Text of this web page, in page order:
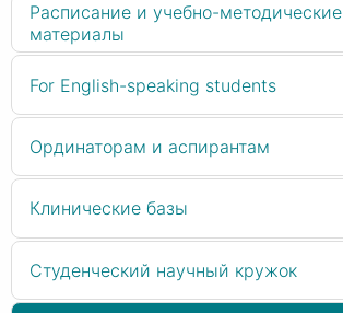
Расписание и учебно-методические
материалы
For English-speaking students
Ординаторам и аспирантам
Клинические базы
Студенческий научный кружок